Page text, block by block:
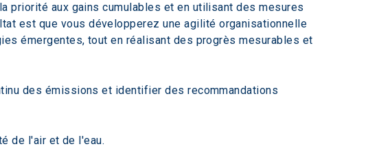
priorité aux gains cumulables et en utilisant des mesures
est que vous développerez une agilité organisationnelle
émergentes, tout en réalisant des progrès mesurables et
des émissions et identifier des recommandations
de l'air et de l'eau.